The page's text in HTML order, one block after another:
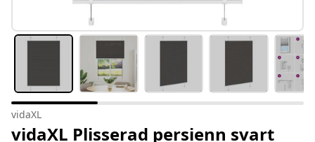
vidaXL
vidaXL Plisserad persienn svart